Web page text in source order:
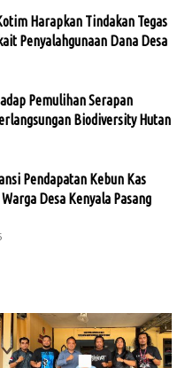
Harapkan Tindakan Tegas
Penyalahgunaan Dana Desa
Pemulihan Serapan
Biodiversity Hutan
Pendapatan Kebun Kas
Warga Desa Kenyala Pasang